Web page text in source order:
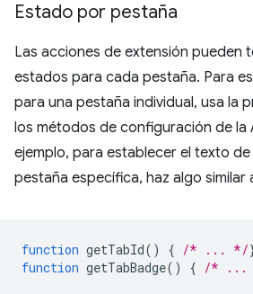
Estado por pestaña
Las acciones de extensión pueden
estados para cada pestaña. Para
para una pestaña individual, usa la
los métodos de configuración de la
ejemplo, para establecer el texto de
pestaña específica, haz algo similar
function getTabId() { /* ... */
function getTabBadge() { /* ...